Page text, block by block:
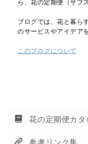
ら、花の定期便（サブ
ブログでは、花と暮ら
のサービスやアイデア
このブログについて
花の定期便カタ